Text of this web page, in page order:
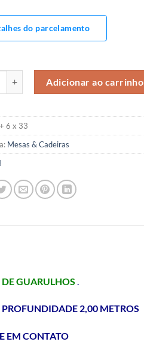
do parcelamento
Adicionar ao carrinho
6 x 33
Mesas & Cadeiras
GUARULHOS
2,00 METROS
EM CONTATO